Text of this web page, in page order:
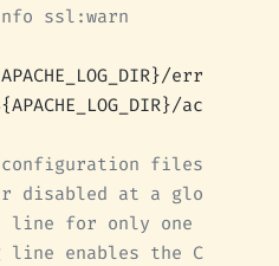
ssl:warn
error.log
files from
disabled at a global
line for only one
line enables the CGI